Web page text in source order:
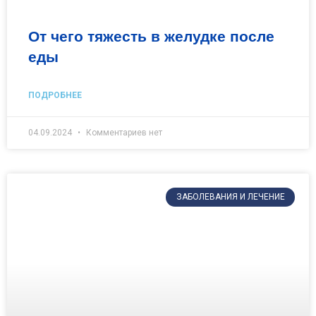
От чего тяжесть в желудке после
еды
ПОДРОБНЕЕ
04.09.2024 Комментариев нет
ЗАБОЛЕВАНИЯ И ЛЕЧЕНИЕ